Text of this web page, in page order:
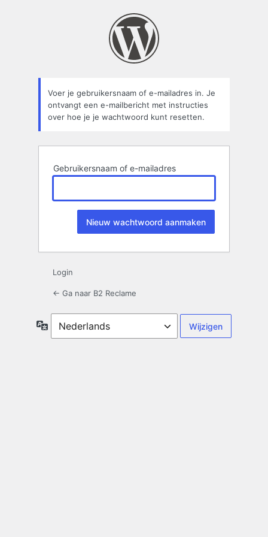
Voer je gebruikersnaam of e-mailadres in. Je
ontvangt een e-mailbericht met instructies
over hoe je je wachtwoord kunt resetten.
Gebruikersnaam of e-mailadres
Login
← Ga naar B2 Reclame
Taal